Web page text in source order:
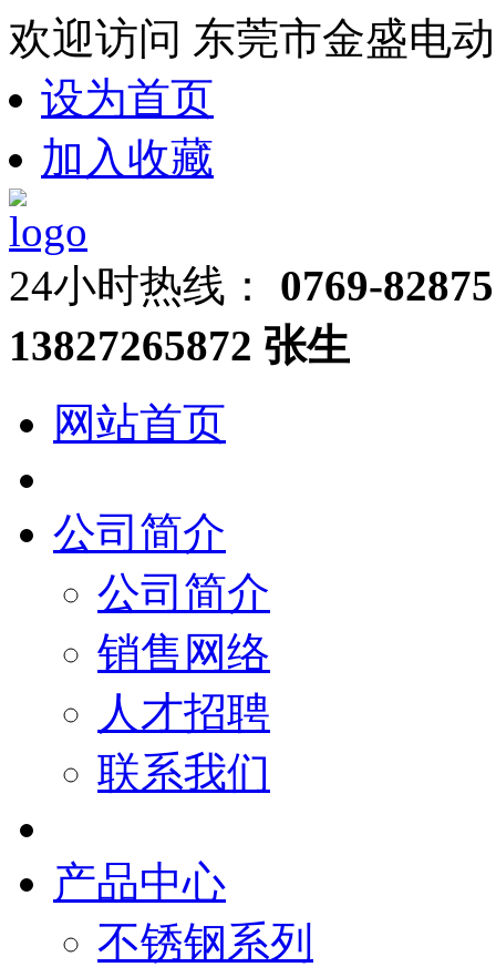
欢迎访问 东莞市金盛电
设为首页
加入收藏
24小时热线： 0769-
13827265872 张生
网站首页
公司简介
公司简介
销售网络
人才招聘
联系我们
产品中心
不锈钢系列